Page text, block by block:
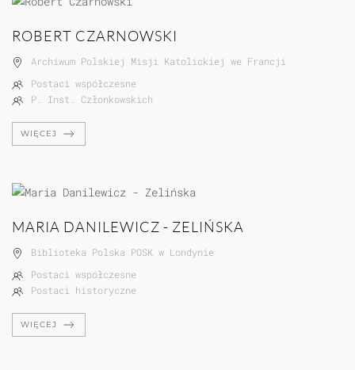
ROBERT CZARNOWSKI
Archiwum Polskiej Misji Katolickiej we Francji
Postaci współczesne
P. Inst. Członkowskich
WIĘCEJ
MARIA DANILEWICZ - ZELIŃSKA
Biblioteka Polska POSK w Londynie
Postaci współczesne
Postaci historyczne
WIĘCEJ